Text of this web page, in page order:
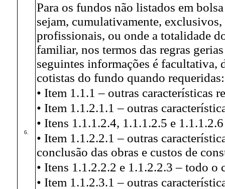
6.
Para os fundos não listados em
sejam, cumulativamente,
profissionais, ou onde a totalidade
familiar, nos termos das regras
seguintes informações é
cotistas do fundo quando requeridas:
• Item 1.1.1 – outras características
• Item 1.1.2.1.1 – outras
• Itens 1.1.1.2.4, 1.1.1.2.5 e
• Item 1.1.2.2.1 – outras
conclusão das obras e custos de
• Itens 1.1.2.2.2 e 1.1.2.2.3 – todo o
• Item 1.1.2.3.1 – outras